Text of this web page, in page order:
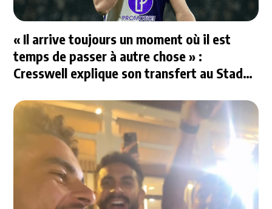
« Il arrive toujours un moment où il est
temps de passer à autre chose » :
Cresswell explique son transfert au Stade